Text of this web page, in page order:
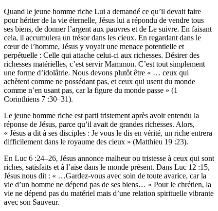
Quand le jeune homme riche Lui a demandé ce qu’il devait faire
pour hériter de la vie éternelle, Jésus lui a répondu de vendre tous
ses biens, de donner l’argent aux pauvres et de Le suivre. En faisant
cela, il accumulera un trésor dans les cieux. En regardant dans le
cœur de l’homme, Jésus y voyait une menace potentielle et
perpétuelle : Celle qui attache celui-ci aux richesses. Désirer des
richesses matérielles, c’est servir Mammon. C’est tout simplement
une forme d’idolâtrie. Nous devons plutôt être « … ceux qui
achètent comme ne possédant pas, et ceux qui usent du monde
comme n’en usant pas, car la figure du monde passe » (1
Corinthiens 7 :30–31).
Le jeune homme riche est parti tristement après avoir entendu la
réponse de Jésus, parce qu’il avait de grandes richesses. Alors,
« Jésus a dit à ses disciples : Je vous le dis en vérité, un riche entrera
difficilement dans le royaume des cieux » (Matthieu 19 :23).
En Luc 6 :24–26, Jésus annonce malheur ou tristesse à ceux qui sont
riches, satisfaits et à l’aise dans le monde présent. Dans Luc 12 :15,
Jésus nous dit : « …Gardez-vous avec soin de toute avarice, car la
vie d’un homme ne dépend pas de ses biens… » Pour le chrétien, la
vie ne dépend pas du matériel mais d’une relation spirituelle vibrante
avec son Sauveur.